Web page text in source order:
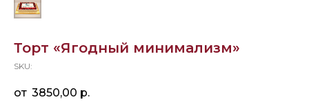
Торт «Ягодный минимализм»
SKU:
3850,00 р.